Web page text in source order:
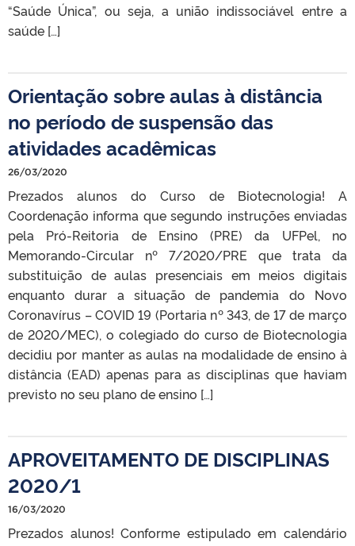
“Saúde Única”, ou seja, a união indissociável entre a
saúde […]
Orientação sobre aulas à distância
no período de suspensão das
atividades acadêmicas
26/03/2020
Prezados alunos do Curso de Biotecnologia! A
Coordenação informa que segundo instruções enviadas
pela Pró-Reitoria de Ensino (PRE) da UFPel, no
Memorando-Circular nº 7/2020/PRE que trata da
substituição de aulas presenciais em meios digitais
enquanto durar a situação de pandemia do Novo
Coronavírus – COVID 19 (Portaria nº 343, de 17 de março
de 2020/MEC), o colegiado do curso de Biotecnologia
decidiu por manter as aulas na modalidade de ensino à
distância (EAD) apenas para as disciplinas que haviam
previsto no seu plano de ensino […]
APROVEITAMENTO DE DISCIPLINAS
2020/1
16/03/2020
Prezados alunos! Conforme estipulado em calendário